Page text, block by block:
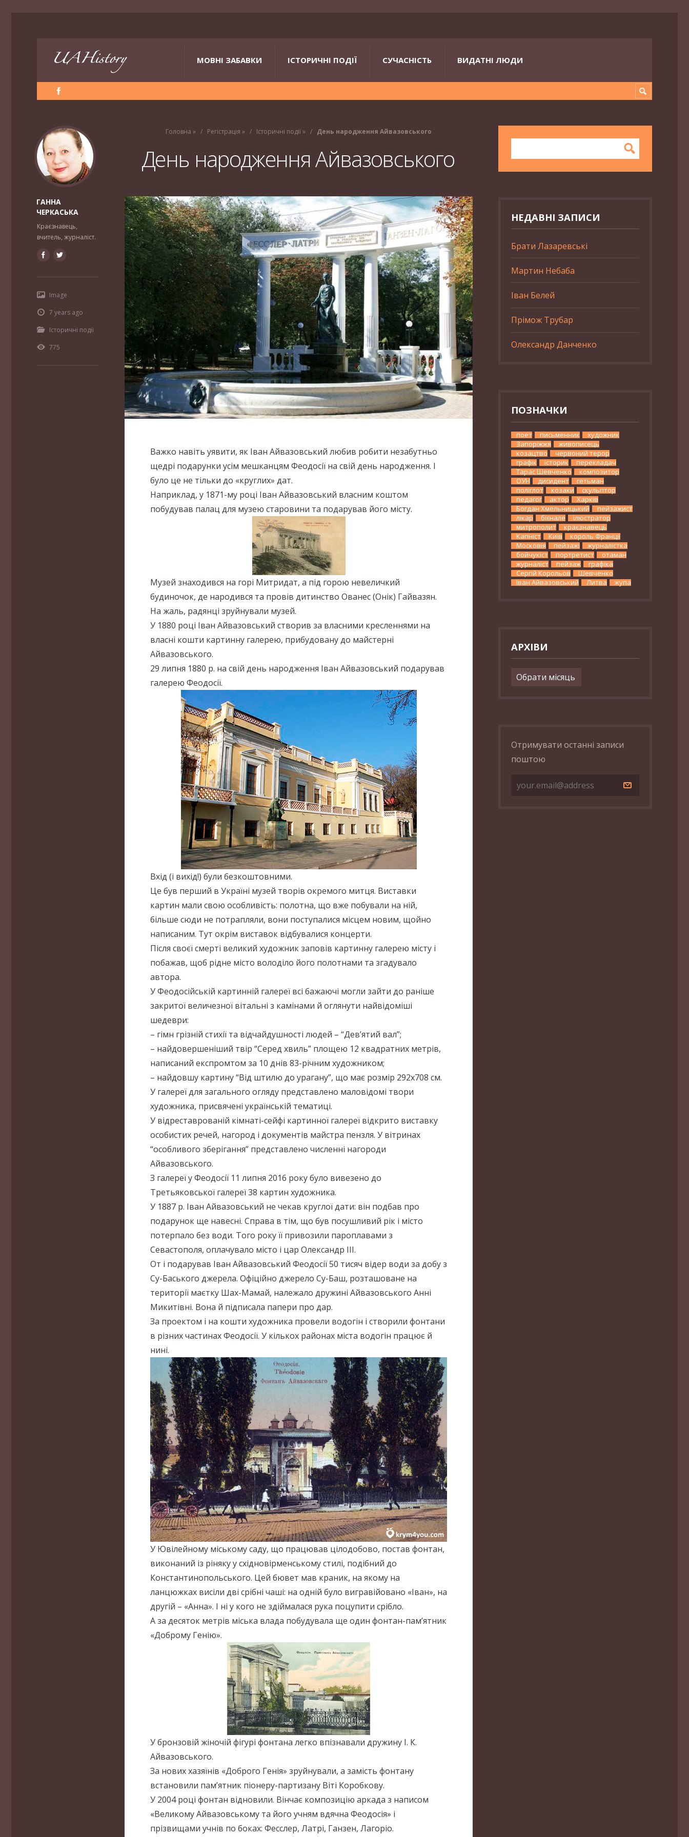
МОВНІ ЗАБАВКИ ІСТОРИЧНІ ПОДІЇ СУЧАСНІСТЬ ВИДАТНІ ЛЮДИ
Головна » Регістрація » Історичні події» День народження Айвазовського
День народження Айвазовського
Важко навіть уявити, як Іван Айвазовський любив робити незабутньо
щедрі подарунки усім мешканцям Феодосії на свій день народження. І
було це не тільки до «круглих» дат.
Наприклад, у 1871-му році Іван Айвазовський власним коштом
побудував палац для музею старовини та подарував його місту.
Музей знаходився на горі Митридат, а під горою невеличкий
будиночок, де народився та провів дитинство Ованес (Онік) Гайвазян.
На жаль, радянці зруйнували музей.
У 1880 році Іван Айвазовський створив за власними кресленнями на
власні кошти картинну галерею, прибудовану до майстерні
Айвазовського.
29 липня 1880 р. на свій день народження Іван Айвазовський подарував
галерею Феодосії.
Вхід (і вихід!) були безкоштовними.
Це був перший в Україні музей творів окремого митця. Виставки
картин мали свою особливість: полотна, що вже побували на ній,
більше сюди не потрапляли, вони поступалися місцем новим, щойно
написаним. Тут окрім виставок відбувалися концерти.
Після своєї смерті великий художник заповів картинну галерею місту і
побажав, щоб рідне місто володіло його полотнами та згадувало
автора.
У Феодосійській картинній галереї всі бажаючі могли зайти до раніше
закритої величезної вітальні з камінами й оглянути найвідоміші
шедеври:
– гімн грізній стихії та відчайдушності людей – “Дев’ятий вал”;
– найдовершеніший твір “Серед хвиль” площею 12 квадратних метрів,
написаний експромтом за 10 днів 83-річним художником;
– найдовшу картину “Від штилю до урагану”, що має розмір 292х708 см.
У галереї для загального огляду представлено маловідомі твори
художника, присвячені українській тематиці.
У відреставрованій кімнаті-сейфі картинної галереї відкрито виставку
особистих речей, нагород і документів майстра пензля. У вітринах
“особливого зберігання” представлено численні нагороди
Айвазовського.
З галереї у Феодосії 11 липня 2016 року було вивезено до
Третьяковської галереї 38 картин художника.
У 1887 р. Іван Айвазовський не чекав круглої дати: він подбав про
подарунок ще навесні. Справа в тім, що був посушливий рік і місто
потерпало без води. Того року її привозили пароплавами з
Севастополя, оплачувало місто і цар Олександр ІІІ.
От і подарував Іван Айвазовський Феодосії 50 тисяч відер води за добу з
Су-Баського джерела. Офіційно джерело Су-Баш, розташоване на
території маєтку Шах-Мамай, належало дружині Айвазовського Анні
Микитівні. Вона й підписала папери про дар.
За проектом і на кошти художника провели водогін і створили фонтани
в різних частинах Феодосії. У кількох районах міста водогін працює й
нині.
У Ювілейному міському саду, що працював цілодобово, постав фонтан,
виконаний із ріняку у східновірменському стилі, подібний до
Константинопольського. Цей бювет мав краник, на якому на
ланцюжках висіли дві срібні чаші: на одній було вигравійовано «Іван», на
другій – «Анна». І ні у кого не здіймалася рука поцупити срібло.
А за десяток метрів міська влада побудувала ще один фонтан-пам’ятник
«Доброму Генію».
У бронзовій жіночій фігурі фонтана легко впізнавали дружину І. К.
Айвазовського.
За нових хазяїнів «Доброго Генія» зруйнували, а замість фонтану
встановили пам’ятник піонеру-партизану Віті Коробкову.
У 2004 році фонтан відновили. Вінчає композицію аркада з написом
«Великому Айвазовському та його учням вдячна Феодосія» і
прізвищами учнів по боках: Фесслер, Латрі, Ганзен, Лагоріо.
ГАННА
ЧЕРКАСЬКА
Краєзнавець,
вчитель, журналіст.
Image
7 years ago
Історичні події
775
НЕДАВНІ ЗАПИСИ
Брати Лазаревські
Мартин Небаба
Іван Белей
Прімож Трубар
Олександр Данченко
ПОЗНАЧКИ
поет письменник
художник
Запоріжжя
живописець
козацтво
червоний терор
графік
історик
перекладач
Тарас Шевченко
композитор
ОУН
дисидент
гетьман
поліглот
козаки
скульптор
педагог
актор
Харків
Богдан Хмельницький
пейзажист
лікар
бієнале
ілюстратор
митрополит
краєзнавець
Капніст
Київ
король Франції
Московія
пейзажі
журналістка
бойчукіст
портретист
отаман
журналіст
пейзаж
графіка
Сергій Корольов
Шевченко
Іван Айвазовський
Литва жупа
АРХІВИ
Архіви
Отримувати останні записи
поштою